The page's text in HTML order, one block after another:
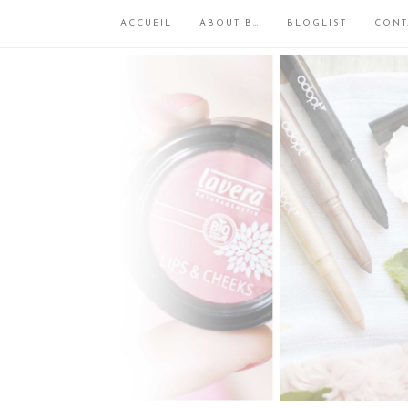
ACCUEIL ABOUT B… BLOGLIST